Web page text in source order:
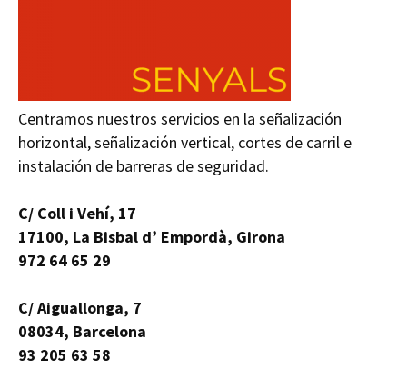
Centramos nuestros servicios en la señalización
horizontal, señalización vertical, cortes de carril e
instalación de barreras de seguridad.
C/ Coll i Vehí, 17
17100, La Bisbal d’ Empordà, Girona
972 64 65 29
C/ Aiguallonga, 7
08034, Barcelona
93 205 63 58